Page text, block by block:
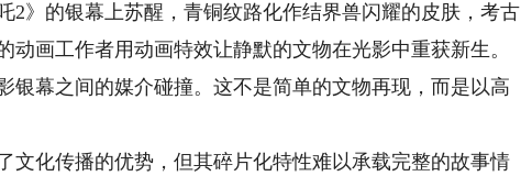
的银幕上苏醒，青铜纹路化作结界兽闪耀的皮肤，考古
画工作者用动画特效让静默的文物在光影中重获新生。
银幕之间的媒介碰撞。这不是简单的文物再现，而是以高
化传播的优势，但其碎片化特性难以承载完整的故事情